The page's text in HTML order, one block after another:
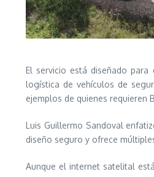
El servicio está diseñado
logística de vehículos de
ejemplos de quienes requieren
Luis Guillermo Sandoval
diseño seguro y ofrece
Aunque el internet satelital